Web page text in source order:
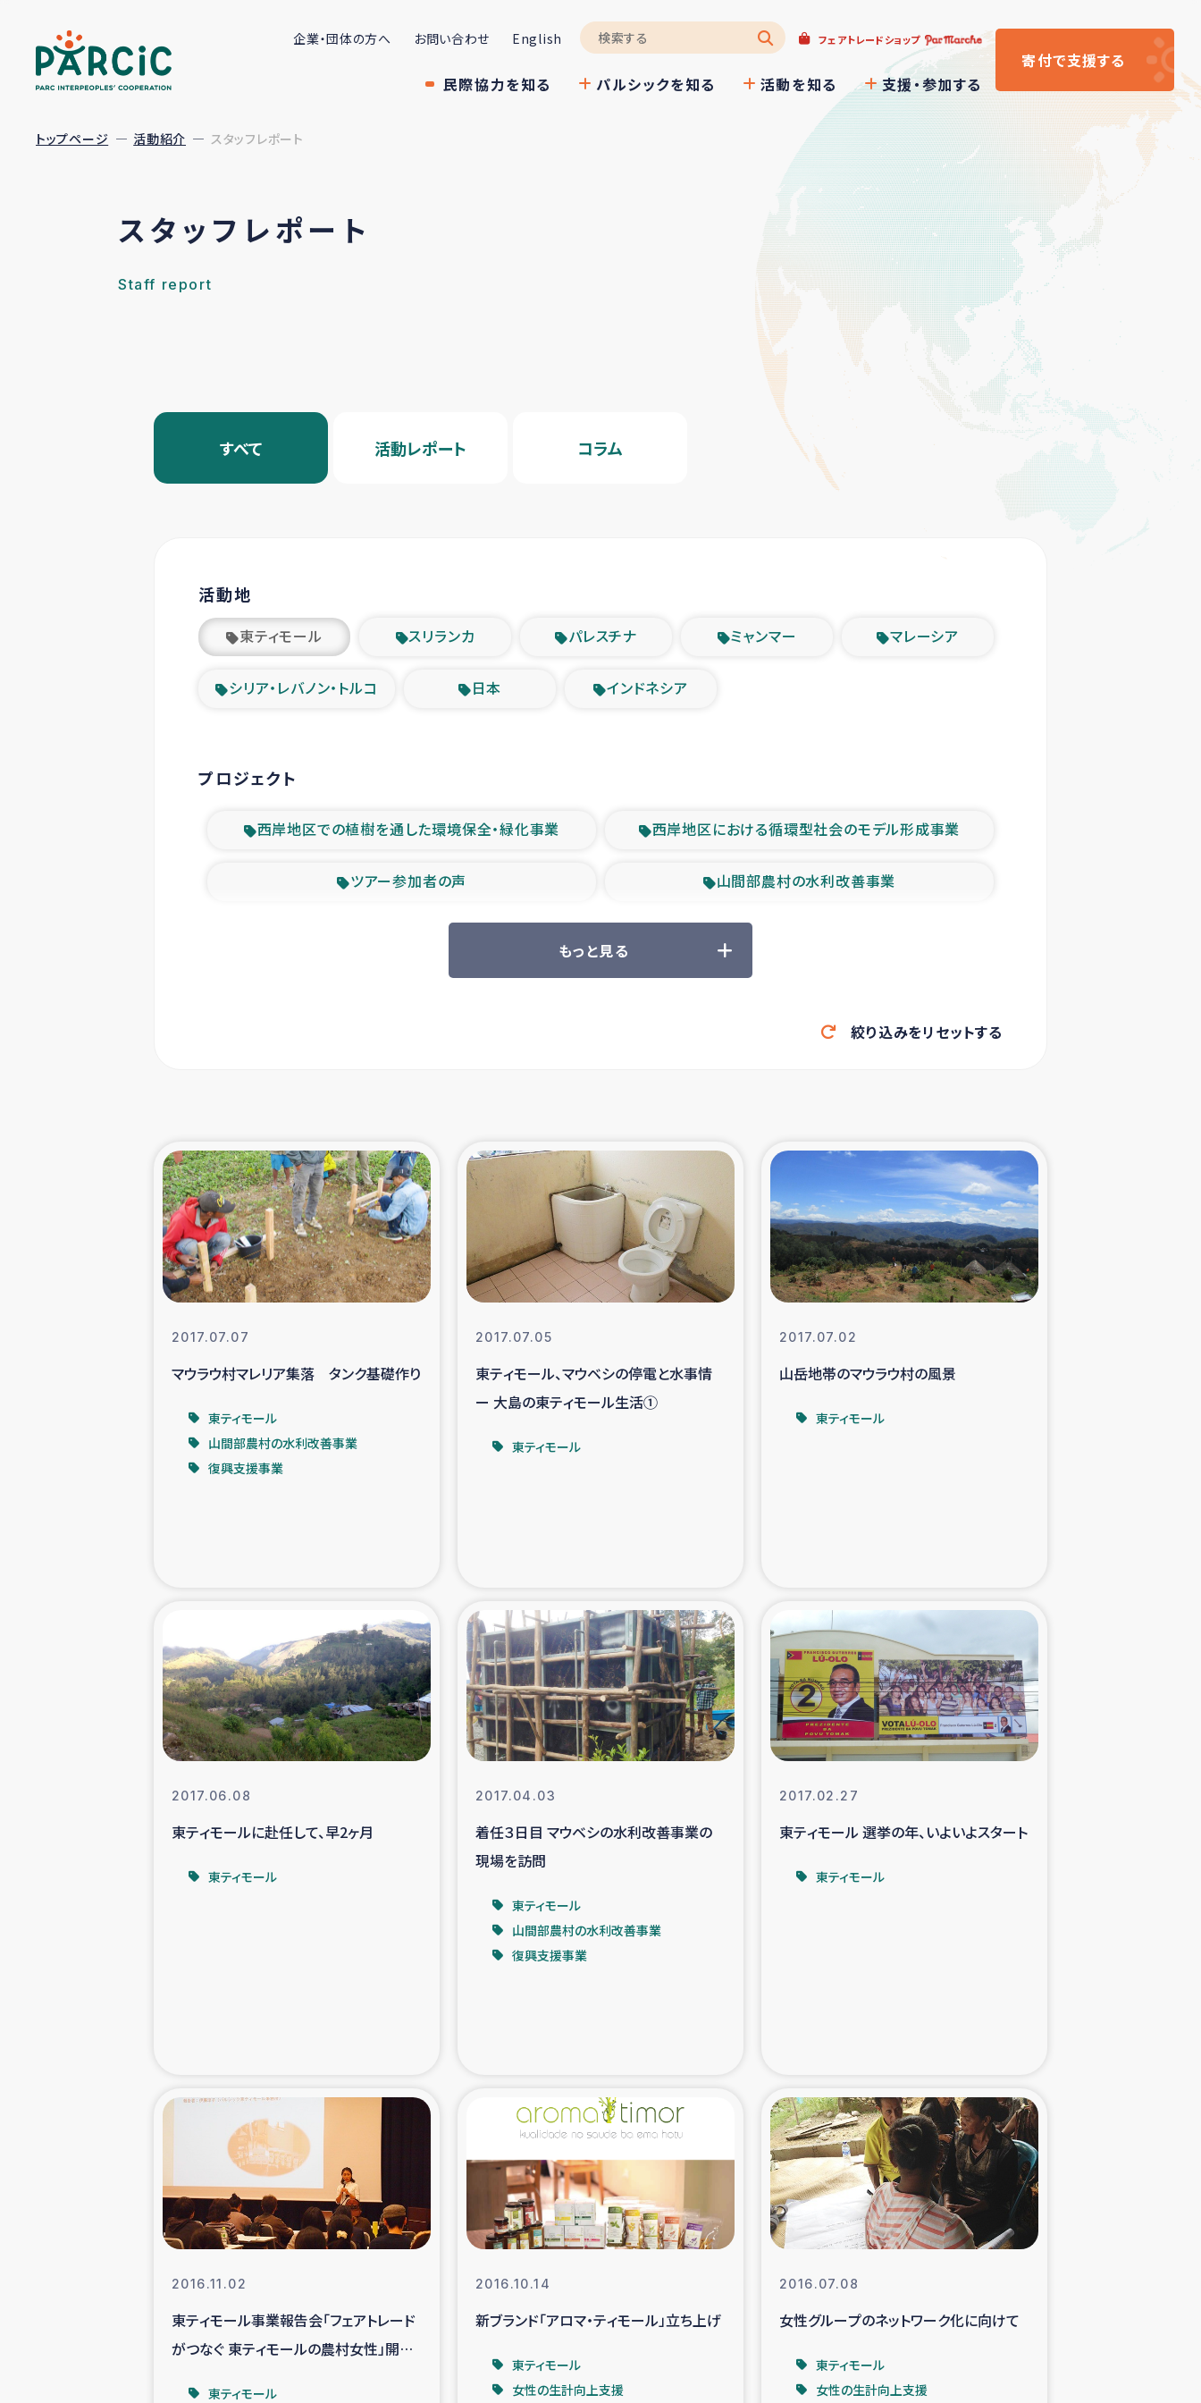
企業・団体の方へ お問い合わせ English フェアトレードショップ
民際協力を知る パルシックを知る 活動を知る 支援・参加する
寄付で支援する
トップページ 活動紹介 スタッフレポート
スタッフレポート
Staff report
すべて 活動レポート コラム
活動地
東ティモール スリランカ パレスチナ ミャンマー マレーシア
シリア・レバノン・トルコ 日本 インドネシア
プロジェクト
西岸地区での植樹を通した環境保全・緑化事業 西岸地区における循環型社会のモデル形成事業
ツアー参加者の声 山間部農村の水利改善事業
緊急救援の時代 森林保全型農業の支援事業
東ティモール豪雨緊急支援 大雨による洪水被災者支援
シリア国内避難民・帰還民の生活再建支援
スリランカ 緊急人道支援 スリランカ南部洪水被災者支援
スリランカの南北女性をつなぐサリー・リサイクル・プロジ
ェクト
復興支援事業
ガザ人道支援 令和6年能登半島地震 緊急支援
国内避難民への物資配付および教育支援 ミャンマー緊急支援
海外ルーツの市民との共生 神原ゼミxパルシック
石巻市街地在宅被災者支援 復興応援隊の活動
仮設住宅生活支援・農業復興支援 漁業復興支援
インターン・ボランティア日誌 経済自立支援事業
居場所づくり ガザ空爆被災者への食料支援と農家生産支援
ガザ地区における羊の畜産支援
ガザ地区における被災住民への緊急支援
民際教育 食べる
デニヤヤ小規模紅茶農家支援
コーヒー生産者支援 アイナロ県マウベシ郡でのコーヒー畑改善事業
アグロフォレストリー（カカオ）事業
もっと見る
絞り込みをリセットする
2017.07.07
マウラウ村マレリア集落 タンク基礎作り
東ティモール
山間部農村の水利改善事業
復興支援事業
2017.07.05
東ティモール、マウベシの停電と水事情
ー 大島の東ティモール生活①
東ティモール
2017.07.02
山岳地帯のマウラウ村の風景
東ティモール
2017.06.08
東ティモールに赴任して、早2ヶ月
東ティモール
2017.04.03
着任３日目 マウベシの水利改善事業の
現場を訪問
東ティモール
山間部農村の水利改善事業
復興支援事業
2017.02.27
東ティモール 選挙の年、いよいよスタート
東ティモール
2016.11.02
東ティモール事業報告会「フェアトレード
がつなぐ 東ティモールの農村女性」開催
東ティモール
2016.10.14
新ブランド「アロマ・ティモール」立ち上げ
東ティモール
女性の生計向上支援
2016.07.08
女性グループのネットワーク化に向けて
東ティモール
女性の生計向上支援